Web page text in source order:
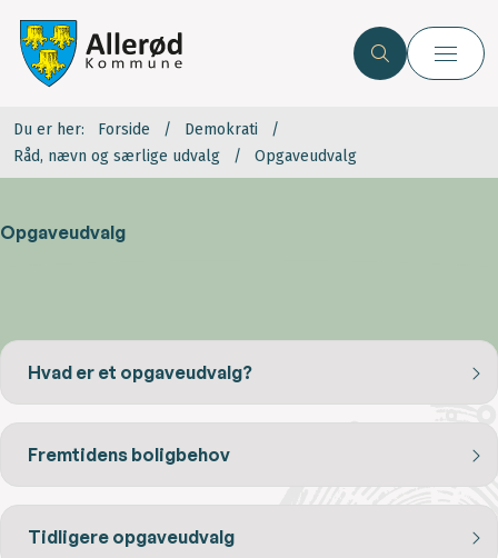
Du er her: Forside
Demokrati
Råd, nævn og særlige udvalg
Opgaveudvalg
Opgaveudvalg
Hvad er et opgaveudvalg?
Fremtidens boligbehov
Tidligere opgaveudvalg